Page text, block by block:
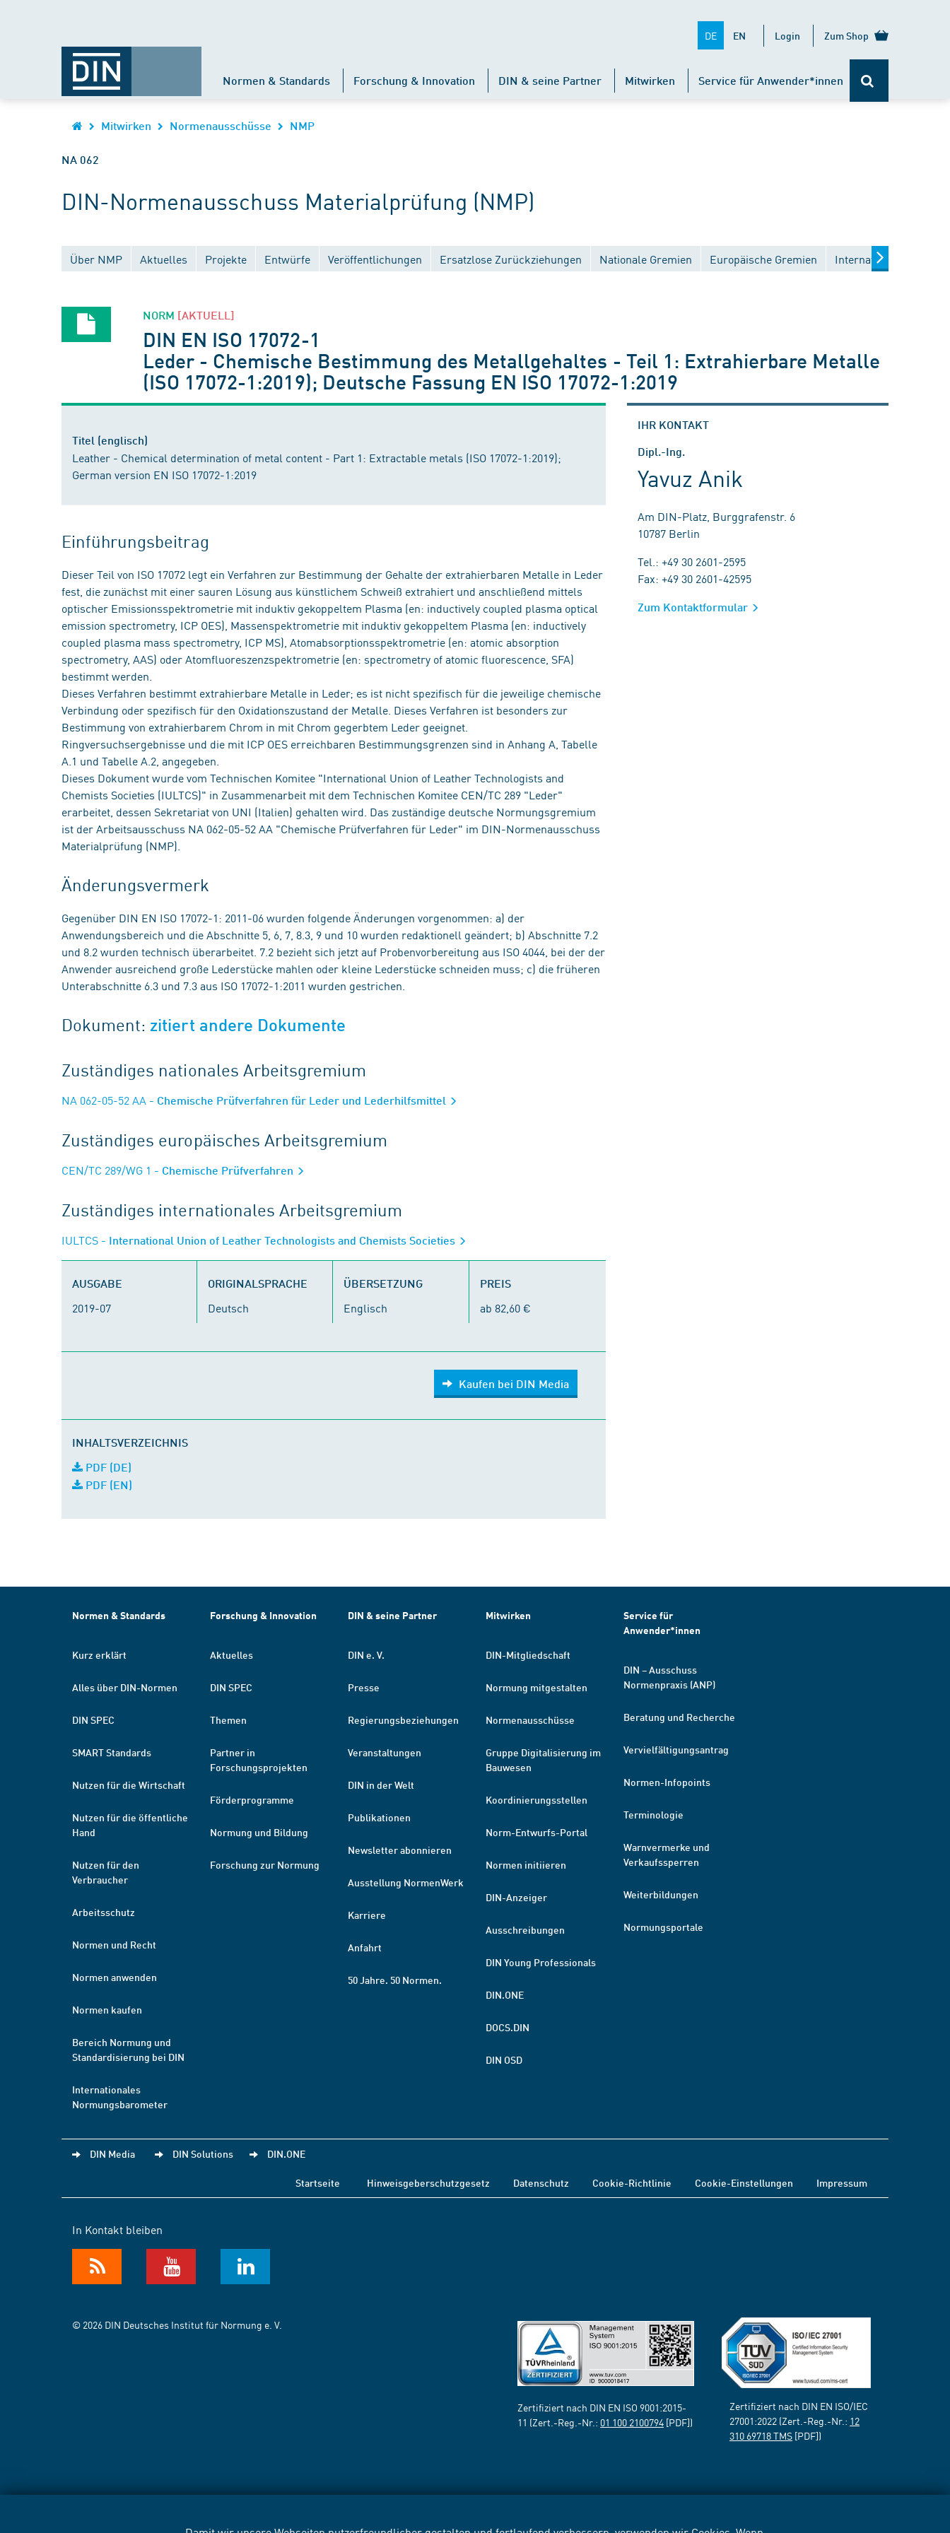
DE EN Login Zum Shop
Normen & Standards Forschung & Innovation DIN & seine Partner Mitwirken Service für Anwender*innen
Mitwirken Normenausschüsse NMP
NA 062
DIN-Normenausschuss Materialprüfung (NMP)
Über NMP Aktuelles Projekte Entwürfe Veröffentlichungen Ersatzlose Zurückziehungen Nationale Gremien Europäische Gremien Internationale Gremien
NORM [AKTUELL]
DIN EN ISO 17072-1
Leder - Chemische Bestimmung des Metallgehaltes - Teil 1: Extrahierbare Metalle
(ISO 17072-1:2019); Deutsche Fassung EN ISO 17072-1:2019
Titel (englisch)
Leather - Chemical determination of metal content - Part 1: Extractable metals (ISO 17072-1:2019);
German version EN ISO 17072-1:2019
Einführungsbeitrag
Dieser Teil von ISO 17072 legt ein Verfahren zur Bestimmung der Gehalte der extrahierbaren Metalle in Leder
fest, die zunächst mit einer sauren Lösung aus künstlichem Schweiß extrahiert und anschließend mittels
optischer Emissionsspektrometrie mit induktiv gekoppeltem Plasma (en: inductively coupled plasma optical
emission spectrometry, ICP OES), Massenspektrometrie mit induktiv gekoppeltem Plasma (en: inductively
coupled plasma mass spectrometry, ICP MS), Atomabsorptionsspektrometrie (en: atomic absorption
spectrometry, AAS) oder Atomfluoreszenzspektrometrie (en: spectrometry of atomic fluorescence, SFA)
bestimmt werden.
Dieses Verfahren bestimmt extrahierbare Metalle in Leder; es ist nicht spezifisch für die jeweilige chemische
Verbindung oder spezifisch für den Oxidationszustand der Metalle. Dieses Verfahren ist besonders zur
Bestimmung von extrahierbarem Chrom in mit Chrom gegerbtem Leder geeignet.
Ringversuchsergebnisse und die mit ICP OES erreichbaren Bestimmungsgrenzen sind in Anhang A, Tabelle
A.1 und Tabelle A.2, angegeben.
Dieses Dokument wurde vom Technischen Komitee "International Union of Leather Technologists and
Chemists Societies (IULTCS)" in Zusammenarbeit mit dem Technischen Komitee CEN/TC 289 "Leder"
erarbeitet, dessen Sekretariat von UNI (Italien) gehalten wird. Das zuständige deutsche Normungsgremium
ist der Arbeitsausschuss NA 062-05-52 AA "Chemische Prüfverfahren für Leder" im DIN-Normenausschuss
Materialprüfung (NMP).
Änderungsvermerk
Gegenüber DIN EN ISO 17072-1: 2011-06 wurden folgende Änderungen vorgenommen: a) der
Anwendungsbereich und die Abschnitte 5, 6, 7, 8.3, 9 und 10 wurden redaktionell geändert; b) Abschnitte 7.2
und 8.2 wurden technisch überarbeitet. 7.2 bezieht sich jetzt auf Probenvorbereitung aus ISO 4044, bei der der
Anwender ausreichend große Lederstücke mahlen oder kleine Lederstücke schneiden muss; c) die früheren
Unterabschnitte 6.3 und 7.3 aus ISO 17072-1:2011 wurden gestrichen.
Dokument: zitiert andere Dokumente
Zuständiges nationales Arbeitsgremium
NA 062-05-52 AA - Chemische Prüfverfahren für Leder und Lederhilfsmittel
Zuständiges europäisches Arbeitsgremium
CEN/TC 289/WG 1 - Chemische Prüfverfahren
Zuständiges internationales Arbeitsgremium
IULTCS - International Union of Leather Technologists and Chemists Societies
AUSGABE
2019-07
ORIGINALSPRACHE
Deutsch
ÜBERSETZUNG
Englisch
PREIS
ab 82,60 €
Kaufen bei DIN Media
INHALTSVERZEICHNIS
PDF (DE)
PDF (EN)
IHR KONTAKT
Dipl.-Ing.
Yavuz Anik
Am DIN-Platz, Burggrafenstr. 6
10787 Berlin
Tel.: +49 30 2601-2595
Fax: +49 30 2601-42595
Zum Kontaktformular
Normen & Standards
Kurz erklärt
Alles über DIN-Normen
DIN SPEC
SMART Standards
Nutzen für die Wirtschaft
Nutzen für die öffentliche
Hand
Nutzen für den
Verbraucher
Arbeitsschutz
Normen und Recht
Normen anwenden
Normen kaufen
Bereich Normung und
Standardisierung bei DIN
Internationales
Normungsbarometer
Forschung & Innovation
Aktuelles
DIN SPEC
Themen
Partner in
Forschungsprojekten
Förderprogramme
Normung und Bildung
Forschung zur Normung
DIN & seine Partner
DIN e. V.
Presse
Regierungsbeziehungen
Veranstaltungen
DIN in der Welt
Publikationen
Newsletter abonnieren
Ausstellung NormenWerk
Karriere
Anfahrt
50 Jahre. 50 Normen.
Mitwirken
DIN-Mitgliedschaft
Normung mitgestalten
Normenausschüsse
Gruppe Digitalisierung im
Bauwesen
Koordinierungsstellen
Norm-Entwurfs-Portal
Normen initiieren
DIN-Anzeiger
Ausschreibungen
DIN Young Professionals
DIN.ONE
DOCS.DIN
DIN OSD
Service für
Anwender*innen
DIN – Ausschuss
Normenpraxis (ANP)
Beratung und Recherche
Vervielfältigungsantrag
Normen-Infopoints
Terminologie
Warnvermerke und
Verkaufssperren
Weiterbildungen
Normungsportale
DIN Media DIN Solutions DIN.ONE
Startseite Hinweisgeberschutzgesetz Datenschutz Cookie-Richtlinie Cookie-Einstellungen Impressum
In Kontakt bleiben
© 2026 DIN Deutsches Institut für Normung e. V.
Zertifiziert nach DIN EN ISO 9001:2015-
11 (Zert.-Reg.-Nr.: 01 100 2100794 [PDF])
Zertifiziert nach DIN EN ISO/IEC
27001:2022 (Zert.-Reg.-Nr.: 12
310 69718 TMS [PDF])